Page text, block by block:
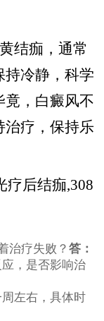
结痂，通常
持冷静，科学
竟，白癜风不
治疗，保持乐
疗后结痂,308
治疗失败？ 答：
，是否影响治
左右，具体时